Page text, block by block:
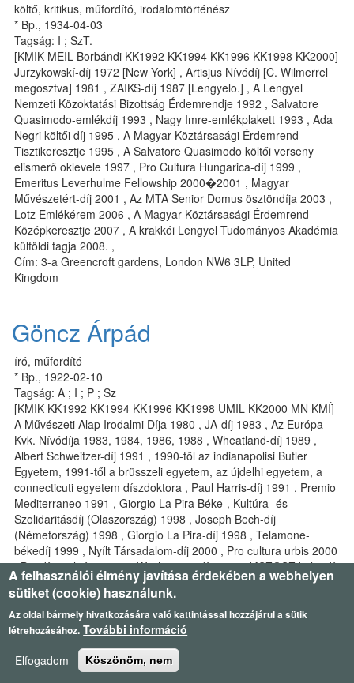
költő, kritikus, műfordító, irodalomtörténész
* Bp., 1934-04-03
Tagság: I ; SzT.
[KMIK MEIL Borbándi KK1992 KK1994 KK1996 KK1998 KK2000]
Jurzykowskí-díj 1972 [New York] , Artisjus Nívódíj [C. Wilmerrel
megosztva] 1981 , ZAIKS-díj 1987 [Lengyelo.] , A Lengyel
Nemzeti Közoktatási Bizottság Érdemrendje 1992 , Salvatore
Quasimodo-emlékdíj 1993 , Nagy Imre-emlékplakett 1993 , Ada
Negri költői díj 1995 , A Magyar Köztársasági Érdemrend
Tisztikeresztje 1995 , A Salvatore Quasimodo költői verseny
elismerő oklevele 1997 , Pro Cultura Hungarica-díj 1999 ,
Emeritus Leverhulme Fellowship 2000�2001 , Magyar
Művészetért-díj 2001 , Az MTA Senior Domus ösztöndíja 2003 ,
Lotz Emlékérem 2006 , A Magyar Köztársasági Érdemrend
Középkeresztje 2007 , A krakkói Lengyel Tudományos Akadémia
külföldi tagja 2008. ,
Cím: 3-a Greencroft gardens, London NW6 3LP, United
Kingdom
Göncz Árpád
író, műfordító
* Bp., 1922-02-10
Tagság: A ; I ; P ; Sz
[KMIK KK1992 KK1994 KK1996 KK1998 UMIL KK2000 MN KMÍ]
A Művészeti Alap Irodalmi Díja 1980 , JA-díj 1983 , Az Európa
Kvk. Nívódíja 1983, 1984, 1986, 1988 , Wheatland-díj 1989 ,
Albert Schweitzer-díj 1991 , 1990-től az indianapolisi Butler
Egyetem, 1991-től a brüsszeli egyetem, az újdelhi egyetem, a
connecticuti egyetem díszdoktora , Paul Harris-díj 1991 , Premio
Mediterraneo 1991 , Giorgio La Pira Béke-, Kultúra- és
Szolidaritásdíj (Olaszország) 1998 , Joseph Bech-díj
(Németország) 1998 , Giorgio La Pira-díj 1998 , Telamone-
békedíj 1999 , Nyílt Társadalom-díj 2000 , Pro cultura urbis 2000
, Bp. díszpolgára 2000 , Washington-díj 2000 , MSZOSZ különdíj
2001 , Nagy Imre-érdemrend 2002 , Radnóti-díj 2003 , Corvinus-
díj 2003 , Széchenyi aranyérem 2007.
Görgey Gábor
A felhasználói élmény javítása érdekében a webhelyen
sütiket (cookie) használunk.
Az oldal bármely hivatkozására való kattintással hozzájárul a sütik
létrehozásához. További információ
Elfogadom
Köszönöm, nem